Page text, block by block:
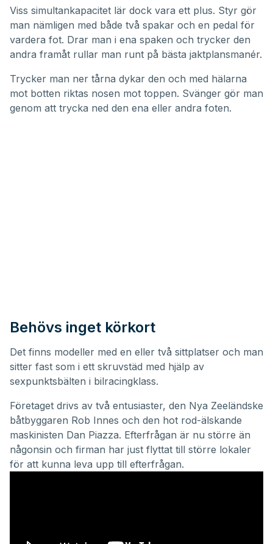
Viss simultankapacitet lär dock vara ett plus. Styr gör
man nämligen med både två spakar och en pedal för
vardera fot. Drar man i ena spaken och trycker den
andra framåt rullar man runt på bästa jaktplansmanér.
Trycker man ner tårna dykar den och med hälarna
mot botten riktas nosen mot toppen. Svänger gör man
genom att trycka ned den ena eller andra foten.
Behövs inget körkort
Det finns modeller med en eller två sittplatser och man
sitter fast som i ett skruvstäd med hjälp av
sexpunktsbälten i bilracingklass.
Företaget drivs av två entusiaster, den Nya Zeeländske
båtbyggaren Rob Innes och den hot rod-älskande
maskinisten Dan Piazza. Efterfrågan är nu större än
någonsin och firman har just flyttat till större lokaler
för att kunna leva upp till efterfrågan.